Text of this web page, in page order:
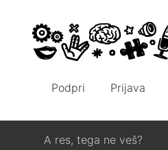
Podpri Prijava
A res, tega ne veš?